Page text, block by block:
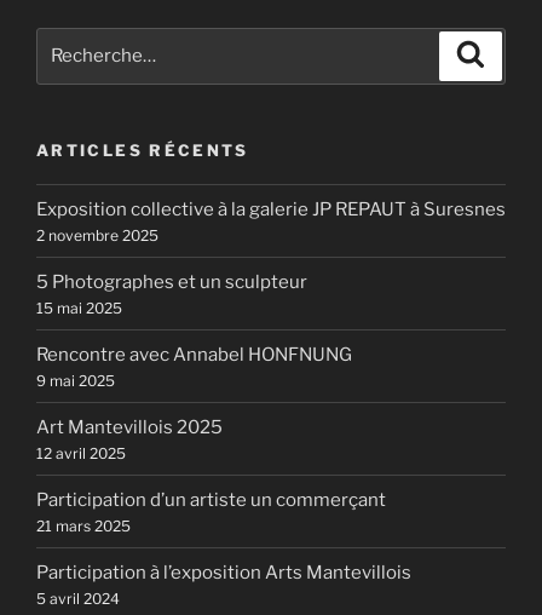
ARTICLES RÉCENTS
Exposition collective à la galerie JP REPAUT à Suresnes
2 novembre 2025
5 Photographes et un sculpteur
15 mai 2025
Rencontre avec Annabel HONFNUNG
9 mai 2025
Art Mantevillois 2025
12 avril 2025
Participation d’un artiste un commerçant
21 mars 2025
Participation à l’exposition Arts Mantevillois
5 avril 2024